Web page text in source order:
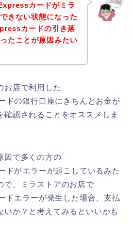
カードがミラ
きない状態になった
カードの引き落
たことが原因みたい
お店で利用した
ドの銀行口座にきちんとお金が
確認されることをオススメしま
因で多くの方の
ドがエラーが起こしているみた
で、ミラストアのお店で
ドエラーが発生した場合、支払
いか？と考えてみるといいかも